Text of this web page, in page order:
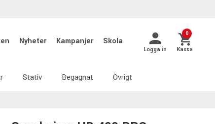
Nyheter Kampanjer Skola
Logga in
0
Kassa
Stativ Begagnat Övrigt